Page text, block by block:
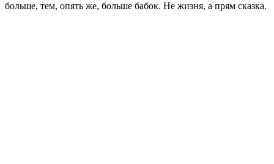
больше, тем, опять же, больше бабок. Не жизня, а прям сказка.